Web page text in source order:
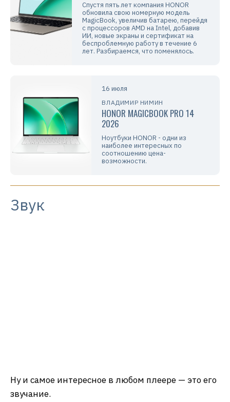
Спустя пять лет компания HONOR
обновила свою номерную модель
MagicBook, увеличив батарею, перейдя
с процессоров AMD на Intel, добавив
ИИ, новые экраны и сертификат на
беспроблемную работу в течение 6
лет. Разбираемся, что поменялось.
16 июля
ВЛАДИМИР НИМИН
HONOR MAGICBOOK PRO 14
2026
Ноутбуки HONOR - одни из
наиболее интересных по
соотношению цена-
возможности.
Звук
Ну и самое интересное в любом плеере — это его
звучание.